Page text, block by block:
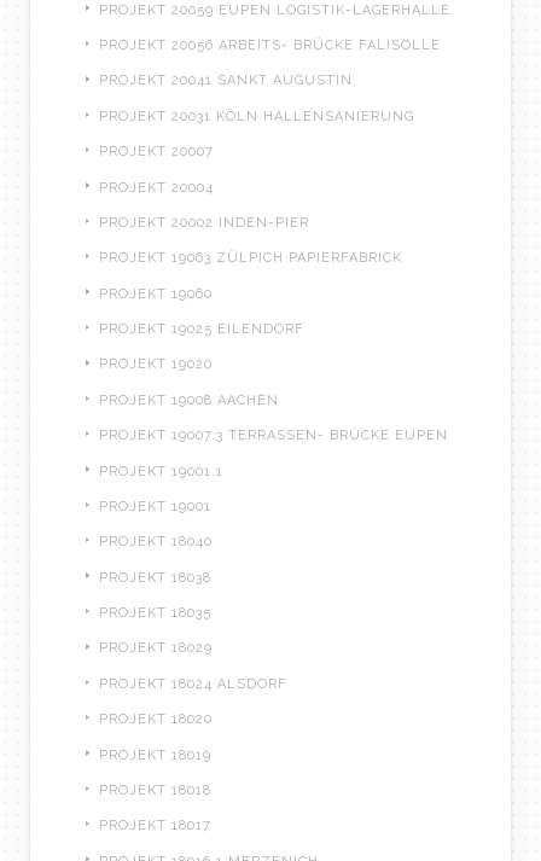
PROJEKT 20059 EUPEN LOGISTIK-LAGERHALLE
PROJEKT 20056 ARBEITS- BRÜCKE FALISOLLE
PROJEKT 20041 SANKT AUGUSTIN
PROJEKT 20031 KÖLN HALLENSANIERUNG
PROJEKT 20007
PROJEKT 20004
PROJEKT 20002 INDEN-PIER
PROJEKT 19063 ZÜLPICH PAPIERFABRICK
PROJEKT 19060
PROJEKT 19025 EILENDORF
PROJEKT 19020
PROJEKT 19008 AACHEN
PROJEKT 19007.3 TERRASSEN- BRÜCKE EUPEN
PROJEKT 19001.1
PROJEKT 19001
PROJEKT 18040
PROJEKT 18038
PROJEKT 18035
PROJEKT 18029
PROJEKT 18024 ALSDORF
PROJEKT 18020
PROJEKT 18019
PROJEKT 18018
PROJEKT 18017